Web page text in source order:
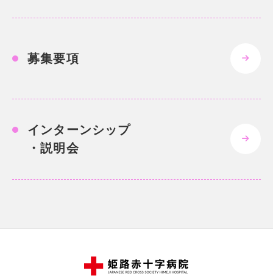
募集要項
インターンシップ
・説明会